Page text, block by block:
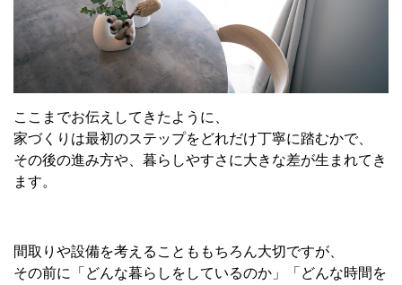
ここまでお伝えしてきたように、
家づくりは最初のステップをどれだけ丁寧に踏むかで、
その後の進み方や、暮らしやすさに大きな差が生まれてき
ます。
間取りや設備を考えることももちろん大切ですが、
その前に「どんな暮らしをしているのか」「どんな時間を